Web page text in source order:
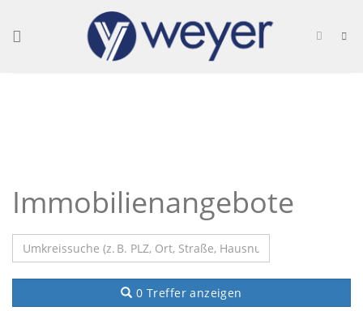
content
Immobilienangebote
0 Treffer anzeigen